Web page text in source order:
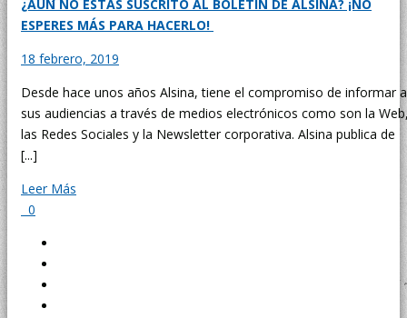
¿AÚN NO ESTÁS SUSCRITO AL BOLETÍN DE ALSINA? ¡NO
ESPERES MÁS PARA HACERLO!
18 febrero, 2019
Desde hace unos años Alsina, tiene el compromiso de informar a
sus audiencias a través de medios electrónicos como son la
las Redes Sociales y la Newsletter corporativa. Alsina publica de
[...]
Leer Más
0